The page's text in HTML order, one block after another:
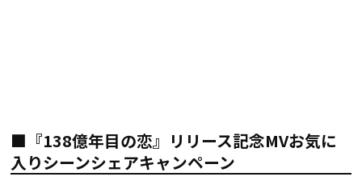
■『138億年目の恋』リリース記念MVお気に
入りシーンシェアキャンペーン